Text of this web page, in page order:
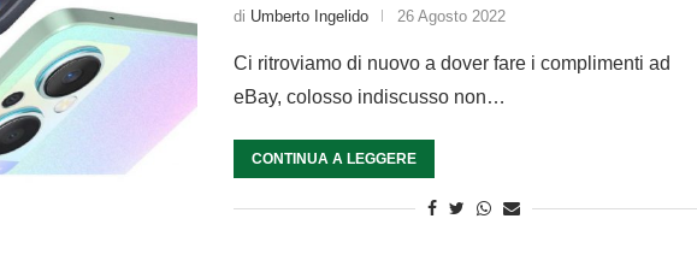
di Umberto Ingelido 26 Agosto 2022
Ci ritroviamo di nuovo a dover fare i complimenti ad
eBay, colosso indiscusso non…
CONTINUA A LEGGERE